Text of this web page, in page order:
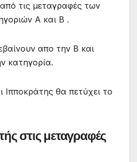
από τις μεταγραφές των
Α και Β .
απο την Β και
κατηγορία.
Ιπποκράτης θα πετύχει το
στις μεταγραφές